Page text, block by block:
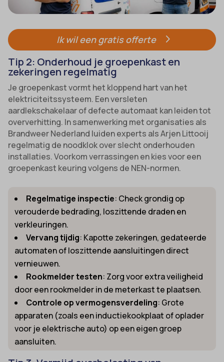
Ik wil een gratis offerte
Tip 2: Onderhoud je groepenkast en
zekeringen regelmatig
Je groepenkast vormt het kloppend hart van het
elektriciteitssysteem. Een versleten
aardlekschakelaar of defecte automaat kan leiden tot
oververhitting. In samenwerking met organisaties als
Brandweer Nederland luiden experts als Arjen Littooij
regelmatig de noodklok over slecht onderhouden
installaties. Voorkom verrassingen en kies voor een
groepenkast keuring volgens de NEN-normen.
Regelmatige inspectie: Check grondig op
verouderde bedrading, loszittende draden en
verkleuringen.
Vervang tijdig: Kapotte zekeringen, gedateerde
automaten of loszittende aansluitingen direct
vernieuwen.
Rookmelder testen: Zorg voor extra veiligheid
door een rookmelder in de meterkast te plaatsen.
Controle op vermogensverdeling: Grote
apparaten (zoals een inductiekookplaat of oplader
voor je elektrische auto) op een eigen groep
aansluiten.